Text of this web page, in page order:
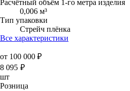
Расчётный объём 1-го метра изделия
0,006 м³
Тип упаковки
Стрейч плёнка
Все характеристики
от 100 000 ₽
8 095 ₽
шт
Розница